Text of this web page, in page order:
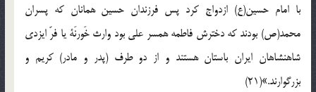
با امام حسین(ع) ازدواج کرد پس فرزندان حسین همانان که پسران
محمد(ص) بودند که دخترش فاطمه همسر علی بود وارث خَورنَة یا فرّ ایزدی
شاهنشاهان ایران باستان هستند و از دو طرف (پدر و مادر) کریم و
بزرگوارند.»(21)